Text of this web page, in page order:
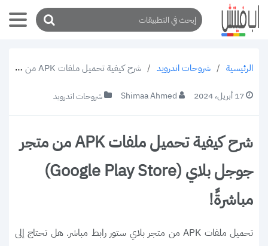
الرئيسية / شروحات اندرويد / شرح كيفية تحميل ملفات APK من متجر جوجل بلاي (Google Play Store) مباشرةً!
17 أبريل، 2024 Shimaa Ahmed شروحات اندرويد
شرح كيفية تحميل ملفات APK من متجر
جوجل بلاي (Google Play Store)
مباشرةً!
تحميل ملفات APK من متجر بلاي ستور رابط مباشر. هل تحتاج إلى